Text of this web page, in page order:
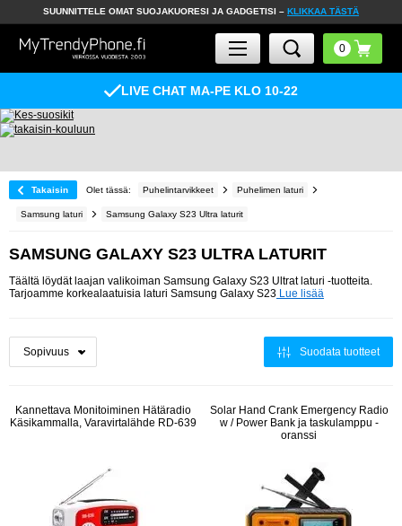
SUUNNITTELE OMAT SUOJAKUORESI JA GADGETISI – KLIKKAA TÄSTÄ
LIVE CHAT MA-PE KLO 10-22
Takaisin Olet tässä: Puhelintarvikkeet Puhelimen laturi
Samsung laturi Samsung Galaxy S23 Ultra laturit
SAMSUNG GALAXY S23 ULTRA LATURIT
Täältä löydät laajan valikoiman Samsung Galaxy S23 Ultrat laturi -tuotteita.
Tarjoamme korkealaatuisia laturi Samsung Galaxy S23 Lue lisää
Suodata tuotteet
Kannettava Monitoiminen Hätäradio
Käsikammalla, Varavirtalähde RD-639
Solar Hand Crank Emergency Radio
w / Power Bank ja taskulamppu -
oranssi